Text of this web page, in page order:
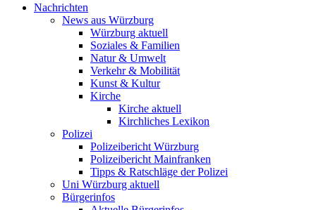
Nachrichten
News aus Würzburg
Würzburg aktuell
Soziales & Familien
Natur & Umwelt
Verkehr & Mobilität
Kunst & Kultur
Kirche
Kirche aktuell
Kirchliches Lexikon
Polizei
Polizeibericht Würzburg
Polizeibericht Mainfranken
Tipps & Ratschläge der Polizei
Uni Würzburg aktuell
Bürgerinfos